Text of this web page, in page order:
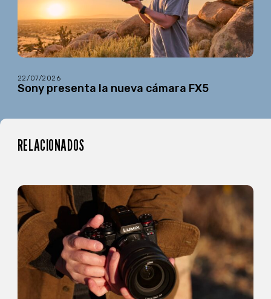
22/07/2026
Sony presenta la nueva cámara FX5
RELACIONADOS